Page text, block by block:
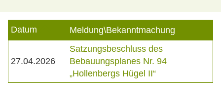
Datum Meldung\Bekanntmachung
27.04.2026
Satzungsbeschluss des
Bebauungsplanes Nr. 94
„Hollenbergs Hügel II“